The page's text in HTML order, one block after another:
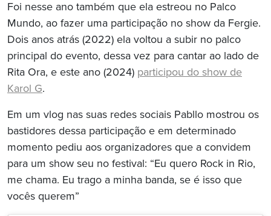
Foi nesse ano também que ela estreou no Palco
Mundo, ao fazer uma participação no show da Fergie.
Dois anos atrás (2022) ela voltou a subir no palco
principal do evento, dessa vez para cantar ao lado de
Rita Ora, e este ano (2024) participou do show de
Karol G.
Em um vlog nas suas redes sociais Pabllo mostrou os
bastidores dessa participação e em determinado
momento pediu aos organizadores que a convidem
para um show seu no festival: “Eu quero Rock in Rio,
me chama. Eu trago a minha banda, se é isso que
vocês querem”